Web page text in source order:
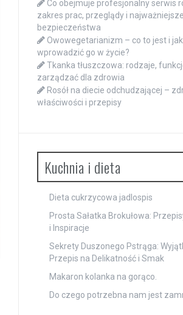
Co obejmuje profesjonalny serwis
zakres prac, przeglądy i
bezpieczeństwa
Owowegetarianizm – co to jest i jak
wprowadzić go w życie?
Tkanka tłuszczowa: rodzaje,
zarządzać dla zdrowia
Rosół na diecie odchudzającej –
właściwości i przepisy
Kuchnia i dieta
Dieta cukrzycowa jadlospis
Prosta Sałatka Brokułowa:
i Inspiracje
Sekrety Duszonego Pstrąga:
Przepis na Delikatność i Smak
Makaron kolanka na gorąco.
Do czego potrzebna nam jest